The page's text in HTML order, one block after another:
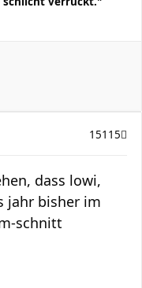
15115
dass lowi,
jahr bisher im
schnitt